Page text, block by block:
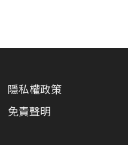
隱私權政策
免責聲明